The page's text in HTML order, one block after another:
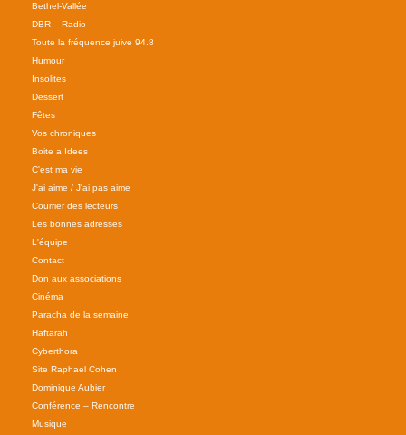
Bethel-Vallée
DBR – Radio
Toute la fréquence juive 94.8
Humour
Insolites
Dessert
Fêtes
Vos chroniques
Boite a Idees
C'est ma vie
J'ai aime / J'ai pas aime
Courrier des lecteurs
Les bonnes adresses
L'équipe
Contact
Don aux associations
Cinéma
Paracha de la semaine
Haftarah
Cyberthora
Site Raphael Cohen
Dominique Aubier
Conférence – Rencontre
Musique